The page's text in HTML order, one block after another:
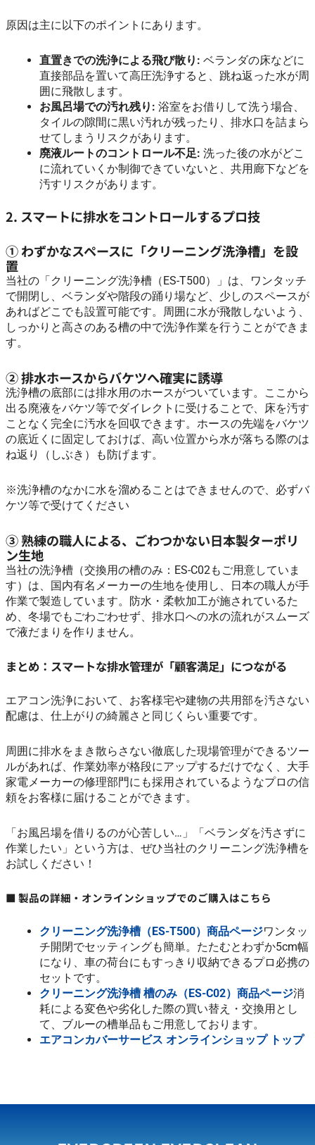
原因は主に以下のポイントにあります。
直置きでの洗浄による飛び散り: ベランダの床などに
直接部品を置いて高圧洗浄すると、跳ね返った水が周
囲に飛散します。
お風呂場での汚れ残り: 浴室をお借りして洗う場合、
タイルの隙間に黒い汚れが残ったり、排水口を詰まら
せてしまうリスクがあります。
廃液ルートのコントロール不足: 洗った後の水がどこ
に流れていくか制御できていないと、共用廊下などを
汚すリスクがあります。
2. スマートに排水をコントロールするプロ技
① わずかなスペースに「クリーニング洗浄槽」を設
置
当社の「クリーニング洗浄槽（ES-T500）」は、ワンタッチ
で開閉し、ベランダや階段の踊り場など、少しのスペースが
あればどこでも設置可能です。周囲に水が飛散しないよう、
しっかりと高さのある槽の中で洗浄作業を行うことができま
す。
② 排水ホースからバケツへ確実に誘導
洗浄槽の底部には排水用のホースがついています。ここから
出る廃液をバケツ等でダイレクトに受けることで、床を汚す
ことなく完全に汚水を回収できます。ホースの先端をバケツ
の底近くに固定しておけば、高い位置から水が落ちる際のは
ね返り（しぶき）も防げます。
※洗浄槽のなかに水を溜めることはできませんので、必ずバ
ケツ等で受けてください
③ 熟練の職人による、ごわつかない日本製ターポリ
ン生地
当社の洗浄槽（交換用の槽のみ：ES-C02もご用意していま
す）は、国内有名メーカーの生地を使用し、日本の職人が手
作業で製造しています。防水・柔軟加工が施されているた
め、冬場でもごわごわせず、排水口への水の流れがスムーズ
で液だまりを作りません。
まとめ：スマートな排水管理が「顧客満足」につながる
エアコン洗浄において、お客様宅や建物の共用部を汚さない
配慮は、仕上がりの綺麗さと同じくらい重要です。
周囲に排水をまき散らさない徹底した現場管理ができるツー
ルがあれば、作業効率が格段にアップするだけでなく、大手
家電メーカーの修理部門にも採用されているようなプロの信
頼をお客様に届けることができます。
「お風呂場を借りるのが心苦しい…」「ベランダを汚さずに
作業したい」という方は、ぜひ当社のクリーニング洗浄槽を
お試しください！
■ 製品の詳細・オンラインショップでのご購入はこちら
クリーニング洗浄槽（ES-T500）商品ページワンタッ
チ開閉でセッティングも簡単。たたむとわずか5cm幅
になり、車の荷台にもすっきり収納できるプロ必携の
セットです。
クリーニング洗浄槽 槽のみ（ES-C02）商品ページ消
耗による変色や劣化した際の買い替え・交換用とし
て、ブルーの槽単品もご用意しております。
エアコンカバーサービス オンラインショップ トップ